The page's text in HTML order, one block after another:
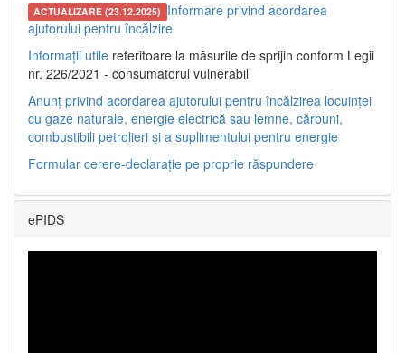
ACTUALIZARE (23.12.2025) Informare privind acordarea
ajutorului pentru încălzire
Informații utile referitoare la măsurile de sprijin conform Legii
nr. 226/2021 - consumatorul vulnerabil
Anunț privind acordarea ajutorului pentru încălzirea locuinței
cu gaze naturale, energie electrică sau lemne, cărbuni,
combustibili petrolieri și a suplimentului pentru energie
Formular cerere-declarație pe proprie răspundere
ePIDS